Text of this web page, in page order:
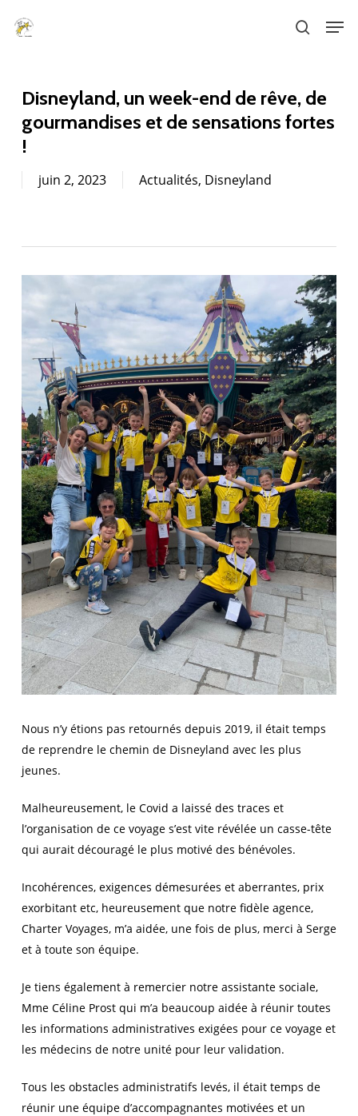
search
Disneyland, un week-end de rêve, de
gourmandises et de sensations fortes
!
juin 2, 2023 Actualités, Disneyland
Nous n’y étions pas retournés depuis 2019, il était temps
de reprendre le chemin de Disneyland avec les plus
jeunes.
Malheureusement, le Covid a laissé des traces et
l’organisation de ce voyage s’est vite révélée un casse-tête
qui aurait découragé le plus motivé des bénévoles.
Incohérences, exigences démesurées et aberrantes, prix
exorbitant etc, heureusement que notre fidèle agence,
Charter Voyages, m’a aidée, une fois de plus, merci à Serge
et à toute son équipe.
Je tiens également à remercier notre assistante sociale,
Mme Céline Prost qui m’a beaucoup aidée à réunir toutes
les informations administratives exigées pour ce voyage et
les médecins de notre unité pour leur validation.
Tous les obstacles administratifs levés, il était temps de
réunir une équipe d’accompagnantes motivées et un